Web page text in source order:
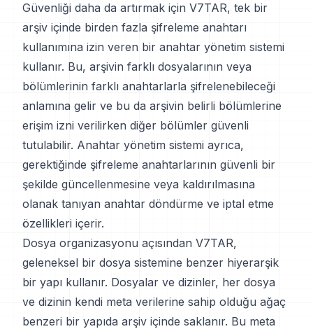
Güvenliği daha da artırmak için V7TAR, tek bir
arşiv içinde birden fazla şifreleme anahtarı
kullanımına izin veren bir anahtar yönetim sistemi
kullanır. Bu, arşivin farklı dosyalarının veya
bölümlerinin farklı anahtarlarla şifrelenebileceği
anlamına gelir ve bu da arşivin belirli bölümlerine
erişim izni verilirken diğer bölümler güvenli
tutulabilir. Anahtar yönetim sistemi ayrıca,
gerektiğinde şifreleme anahtarlarının güvenli bir
şekilde güncellenmesine veya kaldırılmasına
olanak tanıyan anahtar döndürme ve iptal etme
özellikleri içerir.
Dosya organizasyonu açısından V7TAR,
geleneksel bir dosya sistemine benzer hiyerarşik
bir yapı kullanır. Dosyalar ve dizinler, her dosya
ve dizinin kendi meta verilerine sahip olduğu ağaç
benzeri bir yapıda arşiv içinde saklanır. Bu meta